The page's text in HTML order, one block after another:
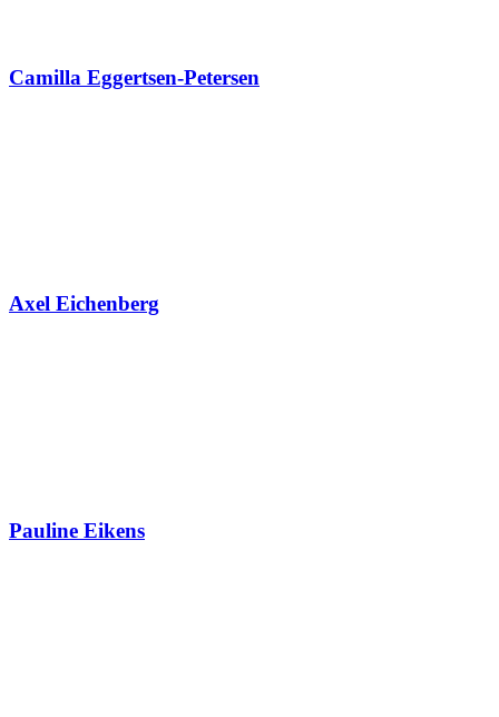
Camilla Eggertsen-Petersen
Axel Eichenberg
Pauline Eikens